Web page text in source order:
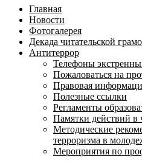
Главная
Новости
Фотогалерея
Декада читательской
Антитеррор
Телефоны
Пожаловаться на
Правовая
Полезные ссылки
Регламенты
Памятки действий в
Методические
терроризма в
Мероприятия по